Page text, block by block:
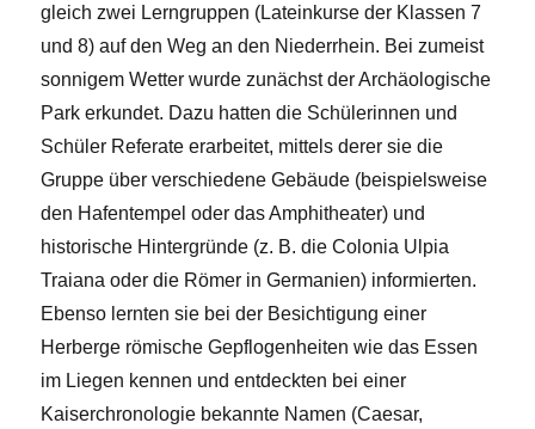
gleich zwei Lerngruppen (Lateinkurse der Klassen 7
und 8) auf den Weg an den Niederrhein. Bei zumeist
sonnigem Wetter wurde zunächst der Archäologische
Park erkundet. Dazu hatten die Schülerinnen und
Schüler Referate erarbeitet, mittels derer sie die
Gruppe über verschiedene Gebäude (beispielsweise
den Hafentempel oder das Amphitheater) und
historische Hintergründe (z. B. die Colonia Ulpia
Traiana oder die Römer in Germanien) informierten.
Ebenso lernten sie bei der Besichtigung einer
Herberge römische Gepflogenheiten wie das Essen
im Liegen kennen und entdeckten bei einer
Kaiserchronologie bekannte Namen (Caesar,